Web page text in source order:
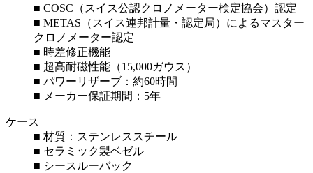
■ COSC（スイス公認クロノメーター検定協会）認定
■ METAS（スイス連邦計量・認定局）によるマスター
クロノメーター認定
■ 時差修正機能
■ 超高耐磁性能（15,000ガウス）
■ パワーリザーブ：約60時間
■ メーカー保証期間：5年
ケース
■ 材質：ステンレススチール
■ セラミック製ベゼル
■ シースルーバック